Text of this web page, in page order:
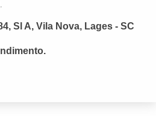
Sl A, Vila Nova, Lages - SC